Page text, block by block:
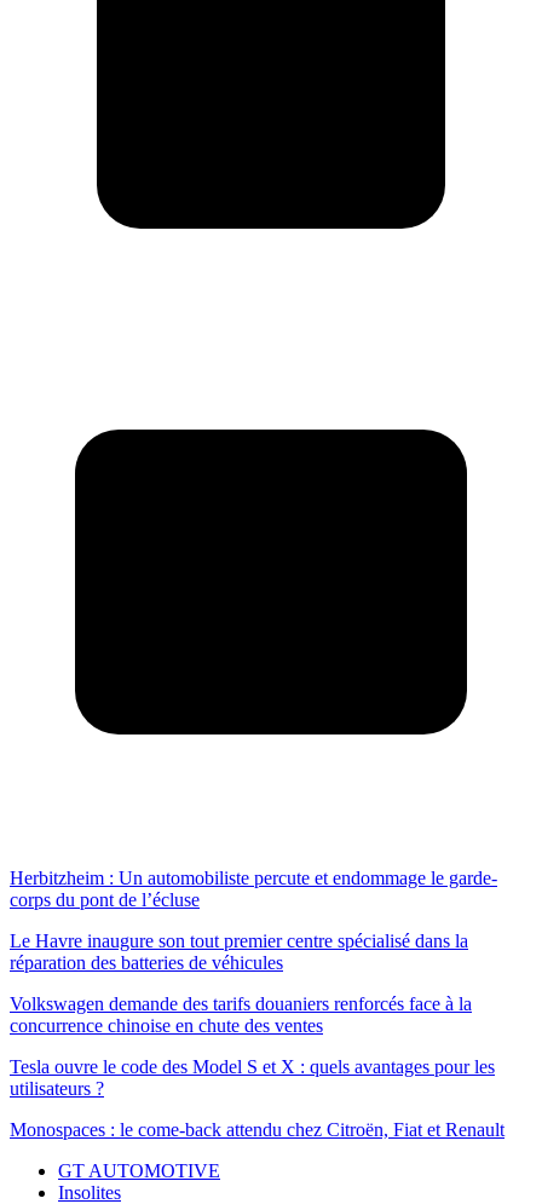
Herbitzheim : Un automobiliste percute et endommage le garde-
corps du pont de l’écluse
Le Havre inaugure son tout premier centre spécialisé dans la
réparation des batteries de véhicules
Volkswagen demande des tarifs douaniers renforcés face à la
concurrence chinoise en chute des ventes
Tesla ouvre le code des Model S et X : quels avantages pour les
utilisateurs ?
Monospaces : le come-back attendu chez Citroën, Fiat et Renault
GT AUTOMOTIVE
Insolites